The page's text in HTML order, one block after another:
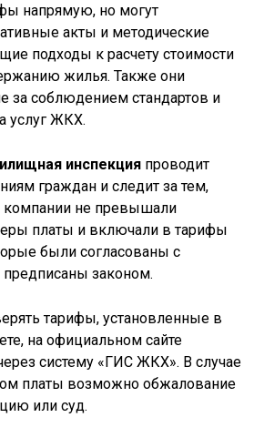
напрямую, но могут
акты и методические
подходы к расчету стоимости
жилья. Также они
за соблюдением стандартов и
услуг ЖКХ.
инспекция проводит
граждан и следит за тем,
не превышали
платы и включали в тарифы
были согласованы с
законом.
тарифы, установленные в
на официальном сайте
систему «ГИС ЖКХ». В случае
платы возможно обжалование
или суд.